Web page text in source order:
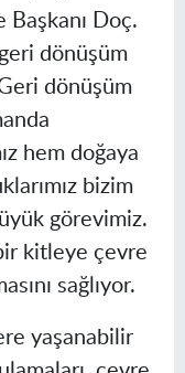
Başkanı Doç.
geri dönüşüm
dönüşüm
hem doğaya
bizim
görevimiz.
kitleye çevre
sağlıyor.
yaşanabilir